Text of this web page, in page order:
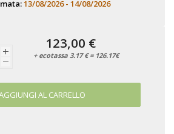
13/08/2026 - 14/08/2026
AL CARRELLO
123,00 €
+ ecotassa 3.17 € = 126.17€